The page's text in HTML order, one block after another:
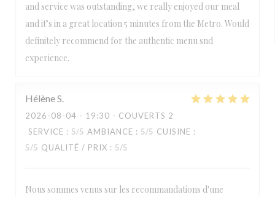
and service was outstanding, we really enjoyed our meal
and it’s in a great location 5 minutes from the Metro. Would
definitely recommend for the authentic menu snd
experience.
HélèneS
2026-08-04 - 19:30 - COUVERTS 2
SERVICE : 5/5 AMBIANCE : 5/5 CUISINE :
5/5 QUALITÉ / PRIX : 5/5
Nous sommes venus sur les recommandations d'une